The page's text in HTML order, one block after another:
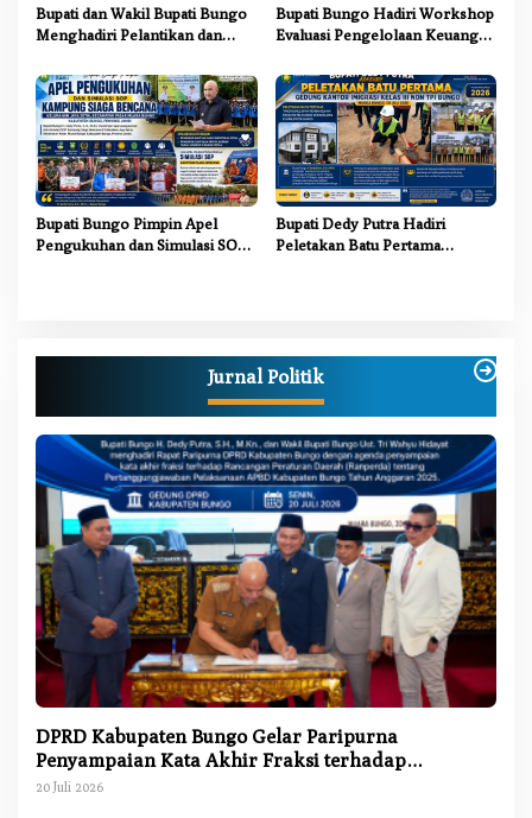
Bupati dan Wakil Bupati Bungo
Menghadiri Pelantikan dan
Jambi Kabupaten Bungo
Bupati Bungo Hadiri Workshop
Evaluasi Pengelolaan Keuangan
2026
Bupati Bungo Pimpin Apel
Pengukuhan dan Simulasi SOP
Bupati Dedy Putra Hadiri
Peletakan Batu Pertama
Jurnal Politik
DPRD Kabupaten Bungo Gelar Paripurna
Penyampaian Kata Akhir Fraksi terhadap
Ranperda Pertanggungjawaban APBD 2025
20 Juli 2026